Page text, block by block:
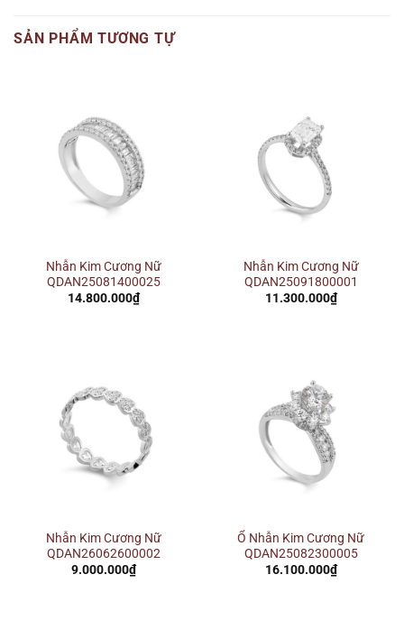
SẢN PHẨM TƯƠNG TỰ
Nhẫn Kim Cương Nữ
QDAN25081400025
14.800.000₫
Nhẫn Kim Cương Nữ
QDAN25091800001
11.300.000₫
Nhẫn Kim Cương Nữ
QDAN26062600002
9.000.000₫
Ổ Nhẫn Kim Cương Nữ
QDAN25082300005
16.100.000₫